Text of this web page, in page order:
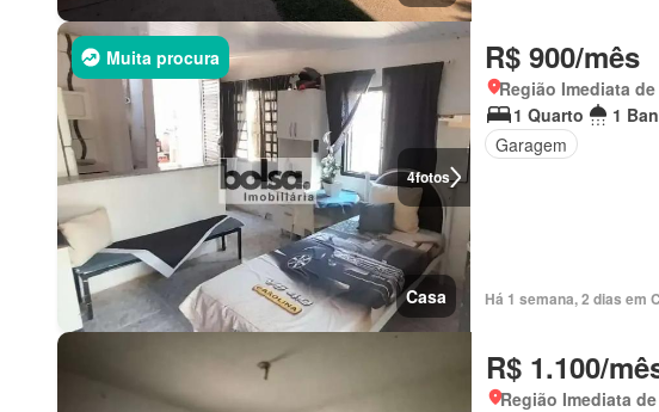
4fotos
Muita procura
Casa
R$ 900/mês
Região Imediata
1 Quarto
1
Garagem
Há 1 semana, 2 dias em
R$ 1.100/
Região Imediata